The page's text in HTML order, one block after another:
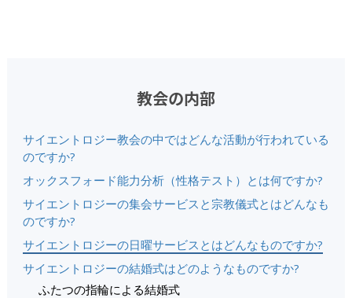
教会の内部
サイエントロジー教会の中ではどんな活動が行われている
のですか?
オックスフォード能力分析（性格テスト）とは何ですか?
サイエントロジーの集会サービスと宗教儀式とはどんなも
のですか?
サイエントロジーの日曜サービスとはどんなものですか?
サイエントロジーの結婚式はどのようなものですか?
ふたつの指輪による結婚式